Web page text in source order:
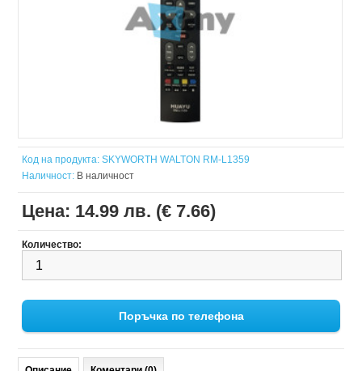
Код на продукта: SKYWORTH WALTON RM-L1359
Наличност: В наличност
Цена: 14.99 лв. (€ 7.66)
Количество:
Поръчка по телефона